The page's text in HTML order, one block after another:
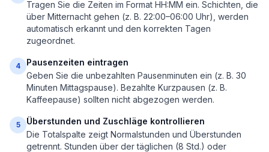
Tragen Sie die Zeiten im Format HH:MM ein. Schichten, die
über Mitternacht gehen (z. B. 22:00–06:00 Uhr), werden
automatisch erkannt und den korrekten Tagen
zugeordnet.
4
Pausenzeiten eintragen
Geben Sie die unbezahlten Pausenminuten ein (z. B. 30
Minuten Mittagspause). Bezahlte Kurzpausen (z. B.
Kaffeepause) sollten nicht abgezogen werden.
5
Überstunden und Zuschläge kontrollieren
Die Totalspalte zeigt Normalstunden und Überstunden
getrennt. Stunden über der täglichen (8 Std.) oder